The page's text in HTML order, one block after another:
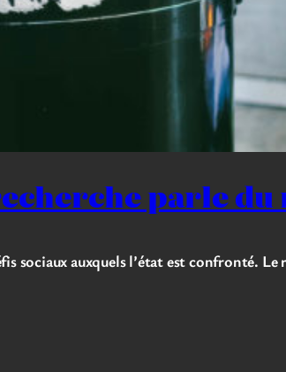
parle du
auxquels l’état est confronté. Le